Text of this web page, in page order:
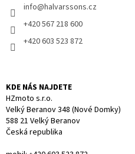
info@halvarssons.cz
+420 567 218 600
+420 603 523 872
KDE NÁS NAJDETE
HZmoto s.r.o.
Velký Beranov 348 (Nové Domky)
588 21 Velký Beranov
Česká republika